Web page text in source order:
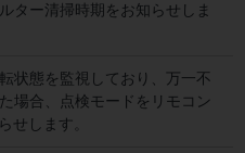
ター清掃時期をお知らせしま
状態を監視しており、万一不
場合、点検モードをリモコン
せします。